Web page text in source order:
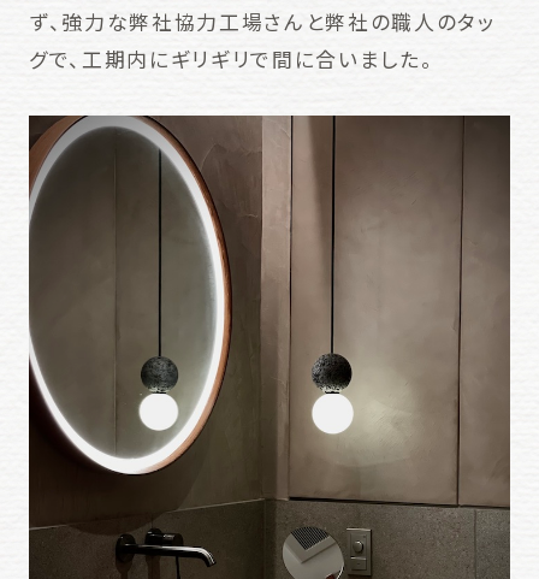
ず、強力な弊社協力工場さんと弊社の職人のタッ
グで、工期内にギリギリで間に合いました。